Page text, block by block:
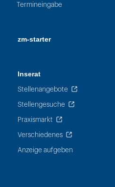
Termineingabe
zm-starter
Inserat
Stellenangebote
Stellengesuche
Praxismarkt
Verschiedenes
Anzeige aufgeben